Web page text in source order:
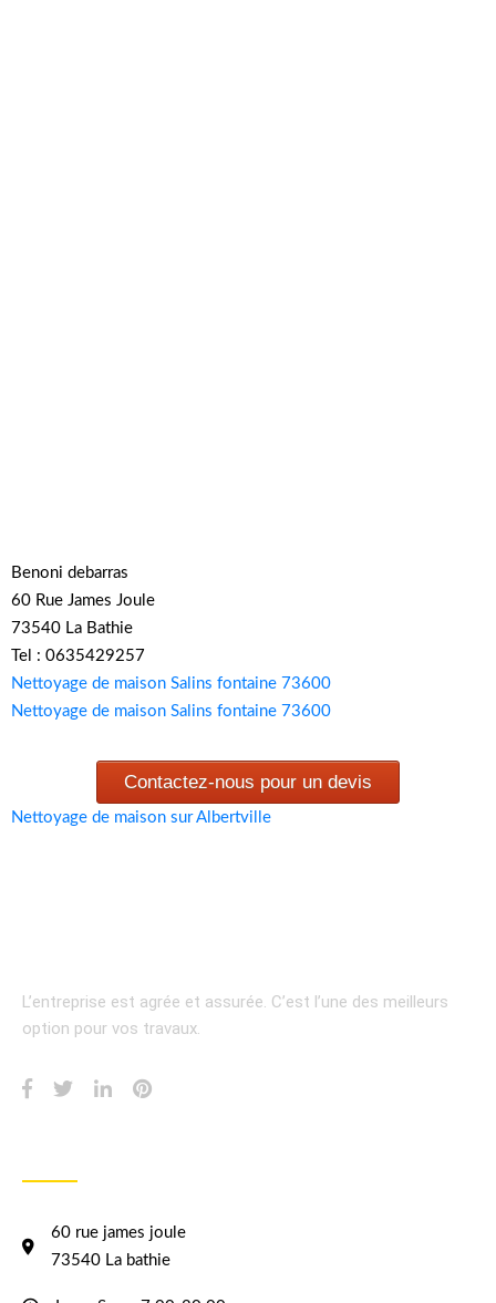
Benoni debarras
60 Rue James Joule
73540 La Bathie
Tel : 0635429257
Nettoyage de maison Salins fontaine 73600
Nettoyage de maison Salins fontaine 73600
Contactez-nous pour un devis
Nettoyage de maison sur Albertville
L’entreprise est agrée et assurée. C’est l’une des meilleurs
option pour vos travaux.
60 rue james joule
73540 La bathie